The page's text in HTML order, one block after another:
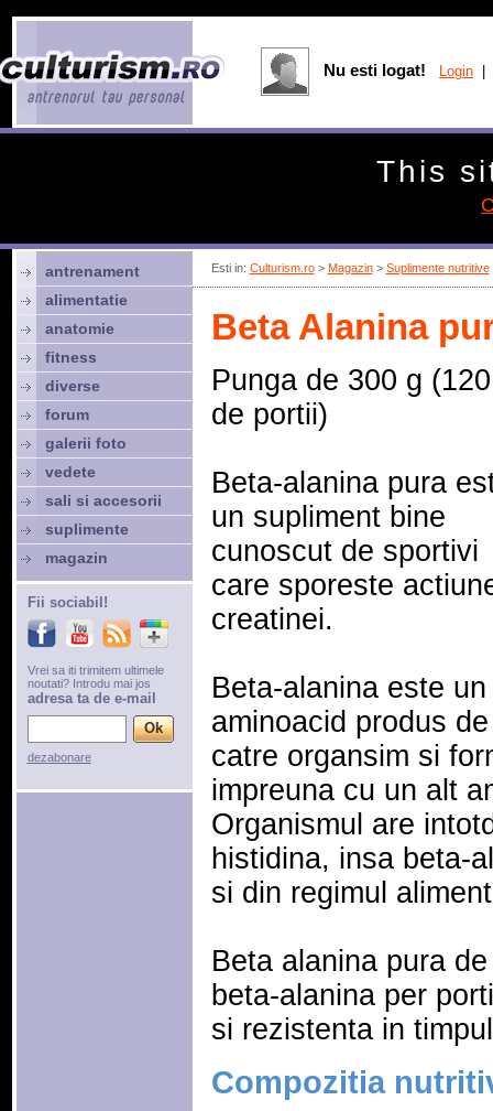
Esti in: Culturism.ro> Magazin> Suplimente nutritive
Beta Alanina
Punga de 300 g (120
de portii)
Beta-alanina pura
un supliment bine
cunoscut de sportivi
care sporeste
creatinei.
Beta-alanina este un
aminoacid produs de
catre organsim si
impreuna cu un alt
Organismul are
histidina, insa beta-
si din regimul
Beta alanina pura
beta-alanina per
si rezistenta in
Compozitia
antrenament
alimentatie
anatomie
fitness
diverse
forum
galerii foto
vedete
sali si accesorii
suplimente
magazin
Fii sociabil!
Vrei sa iti trimitem ultimele
noutati? Introdu mai jos
adresa ta de e-mail
dezabonare
Nu esti logat! Login
This